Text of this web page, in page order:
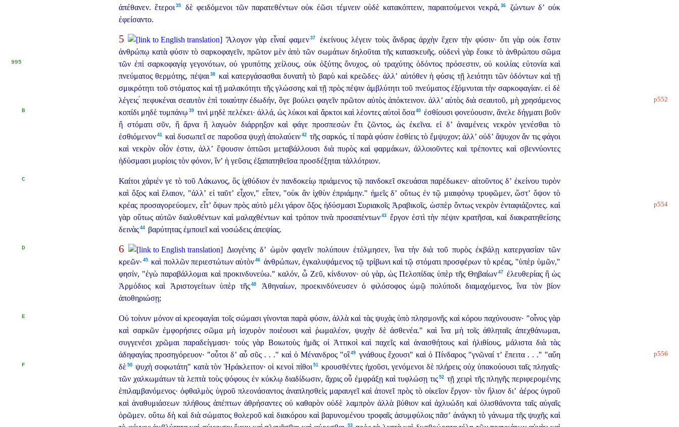
ἀπέθανεν. ἕτεροι⁠ 35 δὲ φειδόμενοι τῶν παρατεθέντων οὐκ ἐῶσι τέμνειν οὐδὲ κατακόπτειν, παραιτούμενοι νεκρά,⁠ 36
ζώντων δ’ οὐκ
ἐφείσαντο.
5 Ἄλογον γὰρ εἶναί φαμεν⁠ 37
ἐκείνους λέγειν τοὺς ἄνδρας ἀρχὴν ἔχειν τὴν φύσιν· ὅτι γὰρ οὐκ ἔστιν
ἀνθρώπῳ κατὰ φύσιν τὸ σαρκοφαγεῖν, πρῶτον μὲν ἀπὸ τῶν σωμάτων δηλοῦται τῆς κατασκευῆς. οὐδενὶ γὰρ ἔοικε τὸ ἀνθρώπου σῶμα
τῶν ἐπὶ σαρκοφαγίᾳ γεγονότων, οὐ γρυπότης χείλους, οὐκ ὀξύτης ὄνυχος, οὐ τραχύτης ὀδόντος πρόσεστιν,
995
οὐ κοιλίας εὐτονία καὶ
πνεύματος θερμότης, πέψαι⁠ 38
καὶ κατεργάσασθαι δυνατὴ τὸ βαρὺ καὶ κρεῶδες· ἀλλ’ αὐτόθεν ἡ φύσις τῇ λειότητι τῶν ὀδόντων καὶ τῇ
σμικρότητι τοῦ στόματος καὶ τῇ μαλακότητι τῆς γλώσσης καὶ τῇ πρὸς πέψιν ἀμβλύτητι τοῦ πνεύματος ἐξόμνυται τὴν σαρκοφαγίαν. εἰ δὲ
λέγειςº πεφυκέναι σεαυτὸν ἐπὶ τοιαύτην ἐδωδήν, ὃγε βούλει φαγεῖν πρῶτον αὐτὸς ἀπόκτεινον. ἀλλ’ αὐτὸς p552
διὰ σεαυτοῦ, μὴ χρησάμενος
κοπίδι μηδὲ τυμπάνῳ⁠ 39 τινὶ μηδὲ πελέκει· ἀλλά, ὡς λύκοι καὶ ἄρκτοι καὶ λέοντες αὐτοὶ ὅσα⁠ 40 ἐσθίουσι φονεύουσιν,
B
ἄνελε δήγματι βοῦν
ἢ στόματι σῦν, ἢ ἄρνα ἢ λαγωὸν διάρρηξον καὶ φάγε προσπεσὼν ἔτι ζῶντος, ὡς ἐκεῖνα. εἰ δ’ ἀναμένεις νεκρὸν γενέσθαι τὸ
ἐσθιόμενον⁠ 41 καὶ δυσωπεῖ σε παροῦσα ψυχὴ ἀπολαύειν⁠ 42
τῆς σαρκός, τί παρὰ φύσιν ἐσθίεις τὸ ἔμψυχον; ἀλλ’ οὐδ’ ἄψυχον ἄν τις φάγοι
καὶ νεκρὸν οἷόν ἐστιν, ἀλλ’ ἕψουσιν ὀπτῶσι μεταβάλλουσι διὰ πυρὸς καὶ φαρμάκων, ἀλλοιοῦντες καὶ τρέποντες καὶ σβεννύοντες
ἡδύσμασι μυρίοις τὸν φόνον, ἵν’ ἡ γεῦσις ἐξαπατηθεῖσα προσδέξηται τἀλλότριον.
Καίτοι χάριέν γε τὸ τοῦ Λάκωνος, ὃς ἰχθύδιον ἐν πανδοκείῳ πριάμενος
C
τῷ πανδοκεῖ σκευάσαι παρέδωκεν· αἰτοῦντος δ’ ἐκείνου τυρὸν
καὶ ὄξος καὶ ἔλαιον, "ἀλλ’ εἰ ταῦτ’ εἶχον," εἶπεν, "οὐκ ἂν ἰχθὺν ἐπριάμην." ἡμεῖς δ’ οὕτως ἐν τῷ μιαιφόνῳ τρυφῶμεν, ὥστ’ ὄψον τὸ
κρέας προσαγορεύομεν, εἶτ’ ὄψων πρὸς αὐτὸ μέλι γάρον ὄξος ἡδύσμασι Συριακοῖς Ἀραβικοῖς, ὡσπὲρ ὄντως νεκρὸν ἐνταφιάζοντες.
p554
καὶ
γὰρ οὕτως αὐτῶν διαλυθέντων καὶ μαλαχθέντων καὶ τρόπον τινὰ προσαπέντων⁠ 43
ἔργον ἐστὶ τὴν πέψιν κρατῆσαι, καὶ διακρατηθείσης
δεινὰς⁠ 44 βαρύτητας ἐμποιεῖ καὶ νοσώδεις ἀπεψίας.
6 Διογένης δ’ ὠμὸν φαγεῖν πολύπουν ἐτόλμησεν,
D
ἵνα τὴν διὰ τοῦ πυρὸς ἐκβάλῃ κατεργασίαν τῶν
κρεῶν·⁠ 45 καὶ πολλῶν περιεστώτων αὐτὸν⁠ 46
ἀνθρώπων, ἐγκαλυψάμενος τῷ τρίβωνι καὶ τῷ στόματι προσφέρων τὸ κρέας, "ὑπὲρ ὑμῶν,"
φησίν, "ἐγὼ παραβάλλομαι καὶ προκινδυνεύω." καλόν, ὦ Ζεῦ, κίνδυνον· οὐ γὰρ, ὡς Πελοπίδας ὑπὲρ τῆς Θηβαίων⁠ 47
ἐλευθερίας ἢ ὡς
Ἀρμόδιος καὶ Ἀριστογείτων ὑπὲρ τῆς⁠ 48
Ἀθηναίων, προεκινδύνευσεν ὁ φιλόσοφος ὠμῷ πολύποδι διαμαχόμενος, ἵνα τὸν βίον
ἀποθηριώσῃ;
Οὐ τοίνυν μόνον αἱ κρεοφαγίαι τοῖς σώμασι γίνονται παρὰ φύσιν,
E
ἀλλὰ καὶ τὰς ψυχὰς ὑπὸ πλησμονῆς καὶ κόρου παχύνουσιν· "οἶνος γὰρ
καὶ σαρκῶν ἐμφορήσιες σῶμα μὴ ἰσχυρὸν ποιέουσι καὶ ῥωμαλέον, ψυχὴν δὲ ἀσθενέα." καὶ ἵνα μὴ τοῖς ἀθληταῖς ἀπεχθάνωμαι,
συγγενέσι χρῶμαι παραδείγμασι· τοὺς γὰρ Βοιωτοὺς ἡμᾶς οἱ Ἀττικοὶ καὶ παχεῖς καὶ ἀναισθήτους καὶ ἠλιθίους, μάλιστα διὰ τὰς
ἀδηφαγίας προσηγόρευον· "οὗτοι δ’ αὗ
p556
σῦς . . ." καὶ ὁ Μένανδρος "οἳ⁠ 49
γνάθους ἔχουσι" καὶ ὁ Πίνδαρος "γνῶναί τ’ ἔπειτα . . ." "αὔη
δὲ⁠ 50 ψυχὴ σοφωτάτη" κατὰ τὸν Ἡράκλειτον· οἱ κενοὶ πίθοι⁠ 51 κρουσθέντες ἠχοῦσι, γενόμενοι δὲ πλήρεις οὐχ ὑπακούουσι ταῖς πληγαῖς·
F
τῶν χαλκωμάτων τὰ λεπτὰ τοὺς ψόφους ἐν κύκλῳ διαδίδωσιν, ἄχρις οὗ ἐμφράξῃ καὶ τυφλώσῃ τις⁠ 52
τῇ χειρὶ τῆς πληγῆς περιφερομένης
ἐπιλαμβανόμενος· ὀφθαλμὸς ὑγροῦ πλεονάσαντος ἀναπλησθεὶς μαραυγεῖ καὶ ἀτονεῖ πρὸς τὸ οἰκεῖον ἔργον· τὸν ἥλιον δι’ ἀέρος ὑγροῦ
καὶ ἀναθυμιάσεων πλήθους ἀπέπτων ἀθρήσαντες οὐ καθαρὸν οὐδὲ λαμπρὸν ἀλλὰ βύθιον καὶ ἀχλυώδη καὶ ὀλισθάνοντα ταῖς αὐγαῖς
ὁρῶμεν. οὕτω δὴ καὶ διὰ σώματος θολεροῦ καὶ διακόρου καὶ βαρυνομένου τροφαῖς ἀσυμφύλοις πᾶσ’ ἀνάγκη τὸ γάνωμα τῆς ψυχῆς καὶ
53